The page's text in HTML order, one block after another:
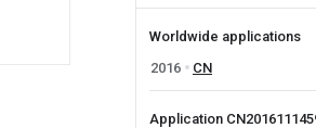
Worldwide applications
2016
CN
Application